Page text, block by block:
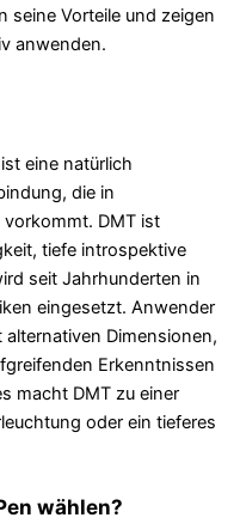
seine Vorteile und zeigen
anwenden.
eine natürlich
die in
DMT ist
tiefe introspektive
seit Jahrhunderten in
eingesetzt. Anwender
Dimensionen,
Erkenntnissen
macht DMT zu einer
oder ein tieferes
wählen?